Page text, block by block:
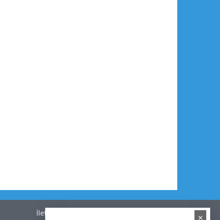
İletişim ×